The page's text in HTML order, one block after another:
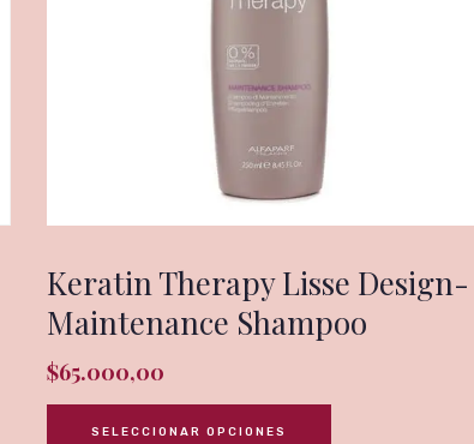
Keratin Therapy Lisse Design-
Maintenance Shampoo
$65.000,00
SELECCIONAR OPCIONES